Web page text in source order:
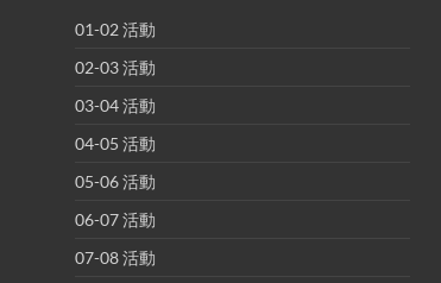
01-02 活動
02-03 活動
03-04 活動
04-05 活動
05-06 活動
06-07 活動
07-08 活動